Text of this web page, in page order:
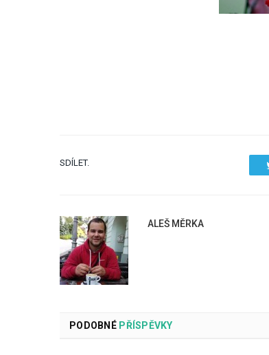
SDÍLET.
ALEŠ MĚRKA
PODOBNÉPŘÍSPĚVKY